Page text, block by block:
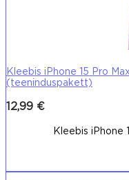
Kleebis iPhone 15 Pro
(teeninduspakett)
12,99 €
Kleebis iPhone